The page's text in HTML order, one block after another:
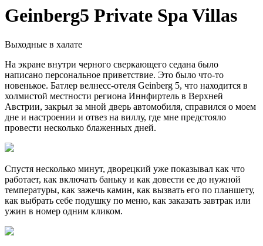
Geinberg5 Private Spa Villas
Выходные в халате
На экране внутри черного сверкающего седана было
написано персональное приветствие. Это было что-то
новенькое. Батлер велнесс-отеля Geinberg 5, что находится в
холмистой местности региона Иннфиртель в Верхней
Австрии, закрыл за мной дверь автомобиля, справился о моем
дне и настроении и отвез на виллу, где мне предстояло
провести несколько блаженных дней.
Спустя несколько минут, дворецкий уже показывал как что
работает, как включать баньку и как довести ее до нужной
температуры, как зажечь камин, как вызвать его по планшету,
как выбрать себе подушку по меню, как заказать завтрак или
ужин в номер одним кликом.